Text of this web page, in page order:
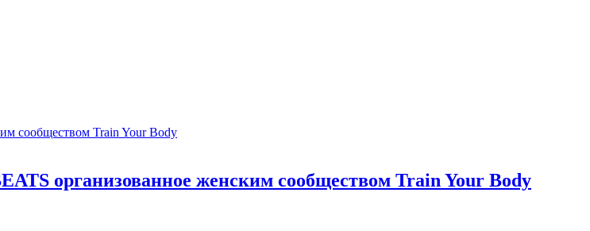
организованное женским сообществом Train Your Body